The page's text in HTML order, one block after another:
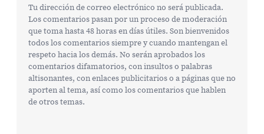
Tu dirección de correo electrónico no será publicada.
Los comentarios pasan por un proceso de moderación
que toma hasta 48 horas en días útiles. Son bienvenidos
todos los comentarios siempre y cuando mantengan el
respeto hacia los demás. No serán aprobados los
comentarios difamatorios, con insultos o palabras
altisonantes, con enlaces publicitarios o a páginas que no
aporten al tema, así como los comentarios que hablen
de otros temas.